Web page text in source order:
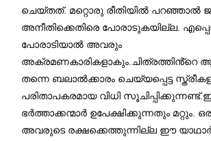
ചെയ്തത്. മറ്റൊരു രീതിയിൽ പറഞ്ഞാൽ
അനീതിക്കെതിരെ പോരാടുകയില്ല.
പോരാടിയാൽ അവരും
അക്രമണകാരികളാകും.ചിത്രത്തിൻ്റെ
തന്നെ ബലാൽക്കാരം ചെയ്യപ്പെട്ട
പരിതാപകരമായ വിധി
ഭർത്താക്കന്മാർ ഉപേക്ഷിക്കുന്നതും മറ്റും.
അവരുടെ രക്ഷക്കെത്തുന്നില്ല ഈ